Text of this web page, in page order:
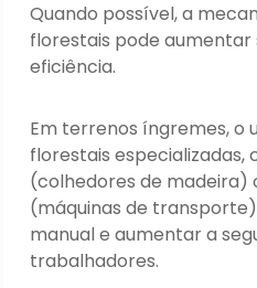
Quando possível, a
florestais pode
eficiência.
Em terrenos íngremes, o
florestais especializadas,
(colhedores de madeira)
(máquinas de
manual e aumentar a
trabalhadores.